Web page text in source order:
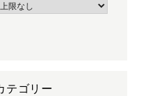
テゴリー